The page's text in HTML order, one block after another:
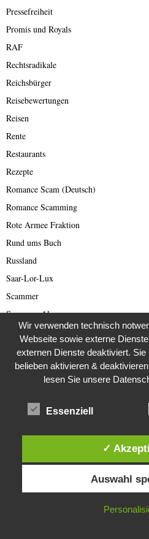
Pressefreiheit
Promis und Royals
RAF
Rechtsradikale
Reichsbürger
Reisebewertungen
Reisen
Rente
Restaurants
Rezepte
Romance Scam (Deutsch)
Romance Scamming
Rote Armee Fraktion
Rund ums Buch
Russland
Saar-Lor-Lux
Scammer
Scammer Alarm
Scammer Ticker
Schwerpunktthema Wirecard Skandal
SciFi
Sextortion (deutsch)
Sextortion-Scam
Spammer
Südafrika
Diese Website verwendet Cookies.
Website stimmst du der Verwendung
IN
Wir verwenden technisch
Webseite sowie externe
externen Dienste deaktiviert.
belieben aktivieren &
lesen Sie unsere
Essenziell
✓
Auswahl